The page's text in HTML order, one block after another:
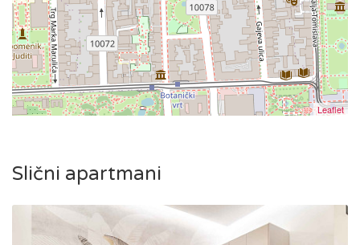
Leaflet
Slični apartmani